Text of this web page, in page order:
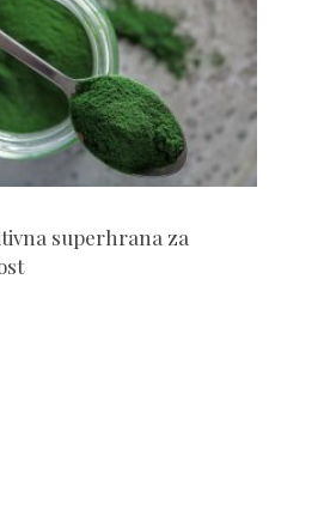
superhrana za